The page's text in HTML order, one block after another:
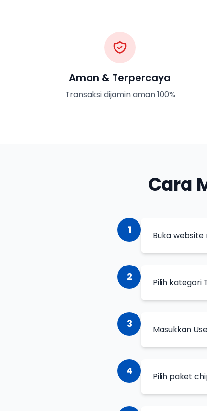
Aman & Terpercaya
Transaksi dijamin aman 100%
Cara
1 Buka website
2 Pilih kategori
3 Masukkan
4 Pilih paket